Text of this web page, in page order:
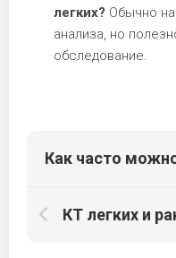
легких? Обычно
анализа, но
обследование.
Как часто